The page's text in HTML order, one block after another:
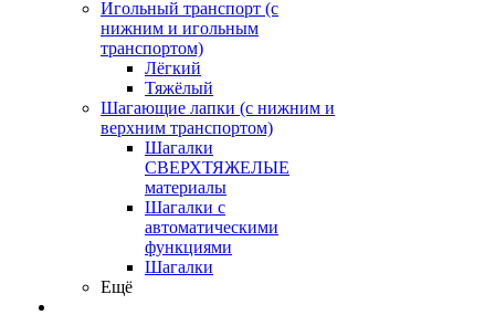
Игольный транспорт (с
нижним и игольным
транспортом)
Лёгкий
Тяжёлый
Шагающие лапки (с нижним и
верхним транспортом)
Шагалки
СВЕРХТЯЖЕЛЫЕ
материалы
Шагалки с
автоматическими
функциями
Шагалки
Ещё